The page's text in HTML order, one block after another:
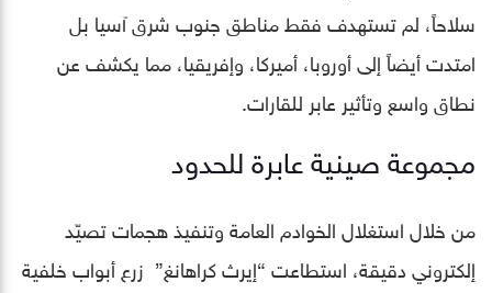
سلاحاً، لم تستهدف فقط مناطق جنوب شرق آسيا بل
امتدت أيضاً إلى أوروبا، أميركا، وإفريقيا، مما يكشف عن
نطاق واسع وتأثير عابر للقارات.
مجموعة صينية عابرة للحدود
من خلال استغلال الخوادم العامة وتنفيذ هجمات تصيّد
إلكتروني دقيقة، استطاعت “إيرث كراهانغ” زرع أبواب خلفية